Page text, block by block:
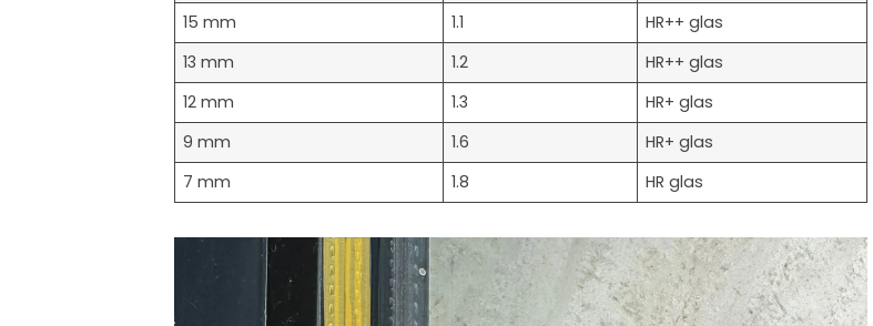
15 mm
1.1
HR++ glas
13 mm
1.2
HR++ glas
12 mm
1.3
HR+ glas
9 mm
1.6
HR+ glas
7 mm
1.8 HR glas